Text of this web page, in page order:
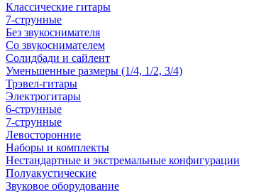
Классические гитары
7-струнные
Без звукоснимателя
Со звукоснимателем
Солидбади и сайлент
Уменьшенные размеры (1/4, 1/2, 3/4)
Трэвел-гитары
Электрогитары
6-струнные
7-струнные
Левосторонние
Наборы и комплекты
Нестандартные и экстремальные конфигурации
Полуакустические
Звуковое оборудование